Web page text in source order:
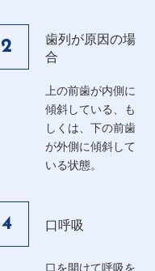
2
歯列が原因の場
合
上の前歯が内側に
傾斜している、も
しくは、下の前歯
が外側に傾斜して
いる状態。
4 口呼吸
口を開けて呼吸を